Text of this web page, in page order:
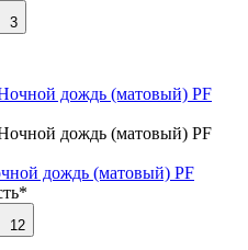
3
дождь (матовый) PF
12